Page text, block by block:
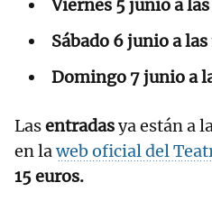
Viernes 5 junio a
Sábado 6 junio a
Domingo 7 junio a
Lasentradasya están a
en laweb oficial del
15 euros.